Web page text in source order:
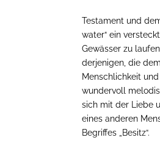
Testament und
water“ ein
Gewässer zu
derjenigen, die
Menschlichkeit
wundervoll
sich mit der Liebe
eines anderen
Begriffes „Besitz“.